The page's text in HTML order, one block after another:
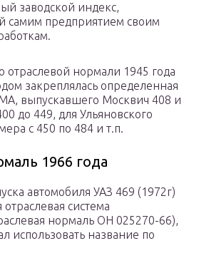
заводской индекс,
самим предприятием своим
отраслевой нормали 1945 года
закреплялась определенная
выпускавшего Москвич 408 и
до 449, для Ульяновского
с 450 по 484 и т.п.
1966 года
автомобиля УАЗ 469 (1972г)
система
нормаль ОН 025270-66),
использовать название по